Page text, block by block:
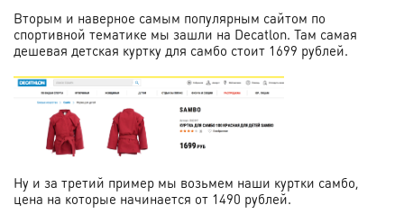
Вторым и наверное самым популярным сайтом по
спортивной тематике мы зашли на Decatlon. Там самая
дешевая детская куртку для самбо стоит 1699 рублей.
Ну и за третий пример мы возьмем наши куртки самбо,
цена на которые начинается от 1490 рублей.